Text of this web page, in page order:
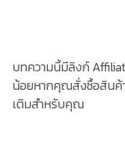
บทความนี้มีลิงก์
น้อยหากคุณสั่งซื้อสินค้
เติมสำหรับคุณ